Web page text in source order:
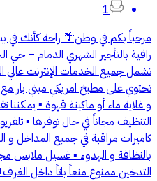
1
مرحباً بكم في وطن🌴 راحة كأنك في
راقية بالتأجير الشهري الدمام – حي
تشمل جميع الخدمات الإنترنت عالي
تحتوي على مطبخ امريكي ميني بار
و غلاية ماء أو ماكينة قهوة ▪️
التنظيف مجاناً في حال توفرها ▪️
كاميرات مراقبة في جميع المداخل و
بالنظافة و الهدوء ▪️ غسيل ملابس
التدخين ممنوع منعاً باتاً داخل